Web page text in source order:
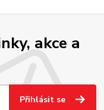
akce a
Přihlásit se